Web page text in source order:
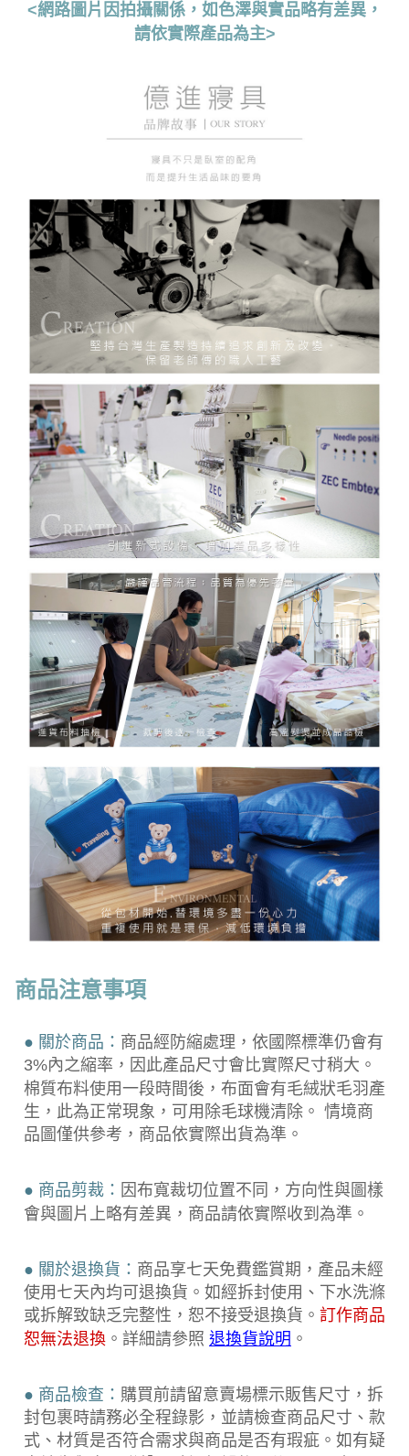
<網路圖片因拍攝關係，如色澤與實品略有差異，
請依實際產品為主>
商品注意事項
● 關於商品： 商品經防縮處理，依國際標準仍會有
3%內之縮率，因此產品尺寸會比實際尺寸稍大。
棉質布料使用一段時間後，布面會有毛絨狀毛羽產
生，此為正常現象，可用除毛球機清除。 情境商
品圖僅供參考，商品依實際出貨為準。
● 商品剪裁： 因布寬裁切位置不同，方向性與圖樣
會與圖片上略有差異，商品請依實際收到為準。
● 關於退換貨： 商品享七天免費鑑賞期，產品未經
使用七天內均可退換貨。如經拆封使用、下水洗滌
或拆解致缺乏完整性，恕不接受退換貨。 訂作商品
恕無法退換 。詳細請參照 退換貨說明 。
● 商品檢查： 購買前請留意賣場標示販售尺寸，拆
封包裹時請務必全程錄影，並請檢查商品尺寸、款
式、材質是否符合需求與商品是否有瑕疵。如有疑